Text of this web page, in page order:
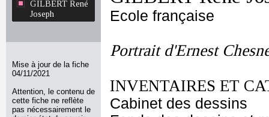
GILBERT René
Joseph
Mise à jour de la fiche
04/11/2021
Attention, le contenu de
cette fiche ne reflète
pas nécessairement le
Ecole française
Portrait d'Ernest
INVENTAIRES ET
Cabinet des dessins